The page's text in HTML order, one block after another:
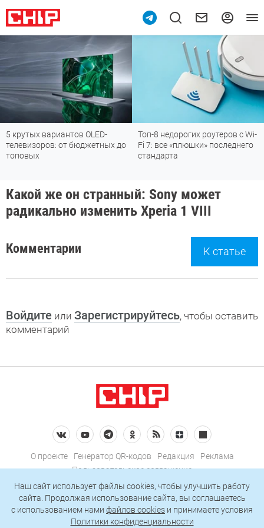
до
Топ-8 недорогих роутеров с Wi-
Fi 7: все «плюшки» последнего
Подпишись на наш
мессенджере МАХ
Какой же он странный: Sony может
радикально изменить Xperia 1 VIII
Комментарии К статье
Войдите или Зарегистрируйтесь, чтобы оставить
комментарий
О проекте Генератор QR-кодов Редакция
Реклама
Пользовательское соглашение
Политика конфиденциальности
Подписаться на рассылку
Наш сайт использует файлы cookies, чтобы улучшить работу
сайта. Продолжая использование сайта, вы соглашаетесь
c использованием нами файлов cookies и принимаете условия
Политики конфиденциальности